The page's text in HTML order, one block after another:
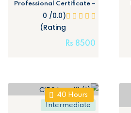
– Professional Certificate
in Warehouse (Level 2)
(0.0/ 0
Rating)
8500
Rs
40 Hours
Intermediate